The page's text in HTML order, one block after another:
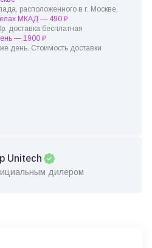
расположенного в г. Москве.
МКАД — 490 ₽
доставка бесплатная
— 1900 ₽
день. Стоимость доставки
Unitech
дилером